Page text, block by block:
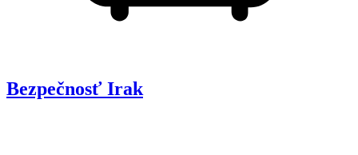
Bezpečnosť Irak